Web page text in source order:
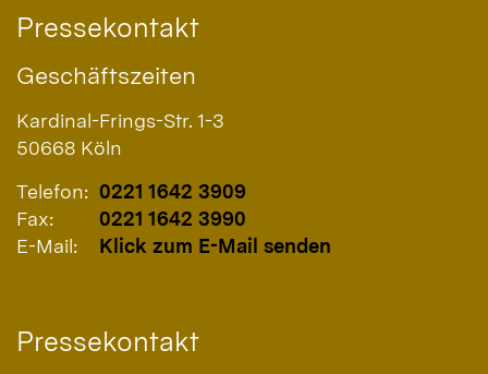
Pressekontakt
Geschäftszeiten
Kardinal-Frings-Str. 1-3
50668 Köln
Telefon: 0221 1642 3909
Fax:
0221 1642 3990
E-Mail:
Klick zum E-Mail senden
Pressekontakt